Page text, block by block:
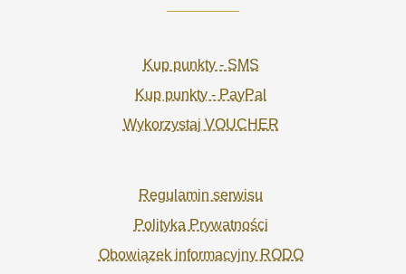
Kup punkty - SMS
Kup punkty - PayPal
Wykorzystaj VOUCHER
Regulamin serwisu
Polityka Prywatności
Obowiązek informacyjny RODO